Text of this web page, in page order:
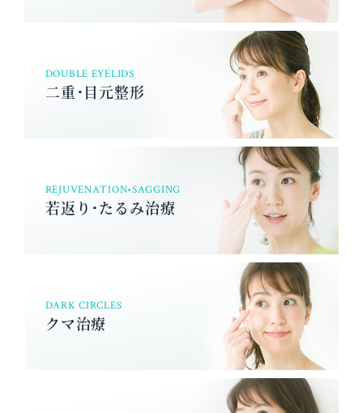
DOUBLE EYELIDS
二重･目元整形
REJUVENATION•SAGGING
若返り･たるみ治療
DARK CIRCLES
クマ治療